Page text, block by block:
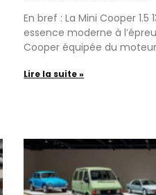
En bref : La Mini Cooper
essence moderne à
Cooper équipée du moteur
Lire la suite »